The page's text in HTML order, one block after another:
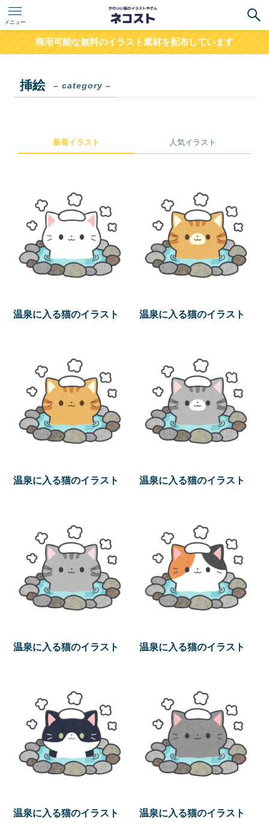
メニュー
商用可能な無料のイラスト素材を配布しています
挿絵 – category –
新着イラスト 人気イラスト
温泉に入る猫のイラスト 温泉に入る猫のイラスト
温泉に入る猫のイラスト 温泉に入る猫のイラスト
温泉に入る猫のイラスト 温泉に入る猫のイラスト
温泉に入る猫のイラスト 温泉に入る猫のイラスト